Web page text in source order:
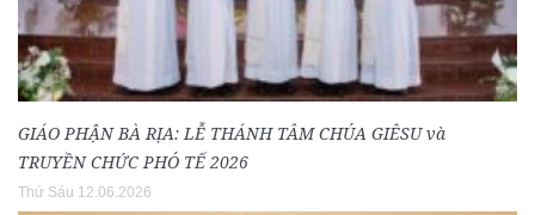
GIÁO PHẬN BÀ RỊA: LỄ THÁNH TÂM CHÚA GIÊSU và
TRUYỀN CHỨC PHÓ TẾ 2026
Thứ Sáu 12.06.2026